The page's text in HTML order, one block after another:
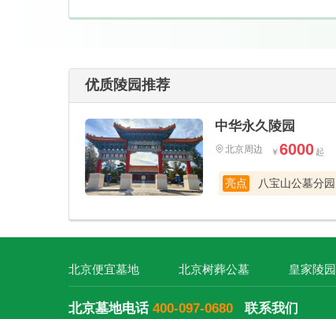
优质陵园推荐
中华永久陵园
北京周边 6000
亮点
北京便宜墓地 北京树葬公墓 皇家陵园
北京墓地电话 400-097-0680 联系我们